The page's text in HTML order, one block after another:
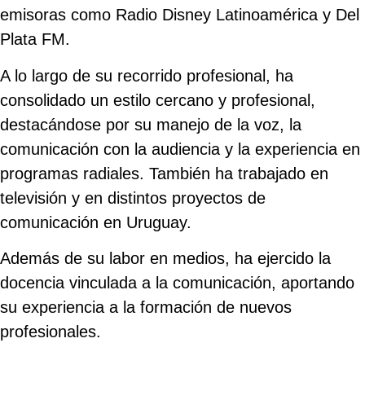
emisoras como Radio Disney Latinoamérica y Del
Plata FM.
A lo largo de su recorrido profesional, ha
consolidado un estilo cercano y profesional,
destacándose por su manejo de la voz, la
comunicación con la audiencia y la experiencia en
programas radiales. También ha trabajado en
televisión y en distintos proyectos de
comunicación en Uruguay.
Además de su labor en medios, ha ejercido la
docencia vinculada a la comunicación, aportando
su experiencia a la formación de nuevos
profesionales.